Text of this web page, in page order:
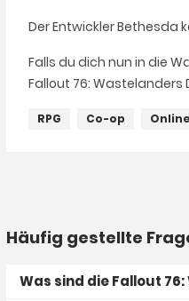
Der Entwickler Bethesda
Falls du dich nun in die
Fallout 76: Wastelanders
RPG Co-op Online
Häufig gestellte
Was sind die Fallout